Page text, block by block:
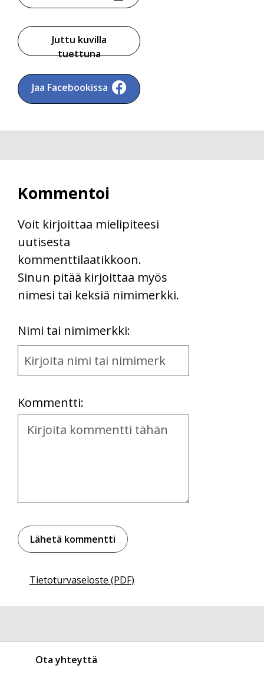
Juttu kuvilla
tuettuna
Jaa Facebookissa
Kommentoi
Voit kirjoittaa mielipiteesi
uutisesta
kommenttilaatikkoon.
Sinun pitää kirjoittaa myös
nimesi tai keksiä nimimerkki.
Nimi tai nimimerkki:
Name
and
Kommentti:
Kommentti
Tietoturvaseloste (PDF)
Ota yhteyttä